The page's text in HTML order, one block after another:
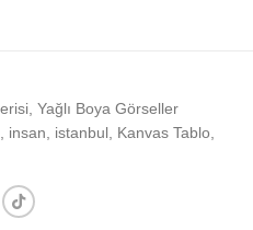
, Yağlı Boya Görseller
, insan, istanbul, Kanvas Tablo,